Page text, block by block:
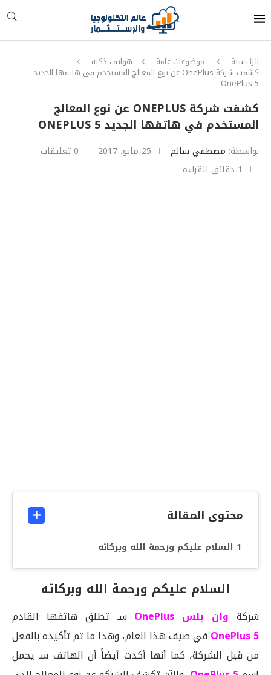
الرئيسية موضوعات عامة هواتف ذكيه
كشفت شركة OnePlus عن نوع المعالج المستخدم في هاتفها الجديد
OnePlus 5
كشفت شركة ONEPLUS عن نوع المعالج
المستخدم في هاتفها الجديد ONEPLUS 5
بواسطة: مصطفي سالم 25 مايو، 2017
0 تعليقات
1 دقائق للقراءة
محتوى المقالة
السلام عليكم ورحمة الله وبركاته
السلام عليكم ورحمة الله وبركاته
شركة وان بلس OnePlus
سـ تطلق هاتفها القادم
OnePlus 5 في صيف هذا العام، وهذا ما تم تأكيده بالفعل
من قبل الشركة، كما أنها أكدت أيضاً أن الهاتف سـ يحمل